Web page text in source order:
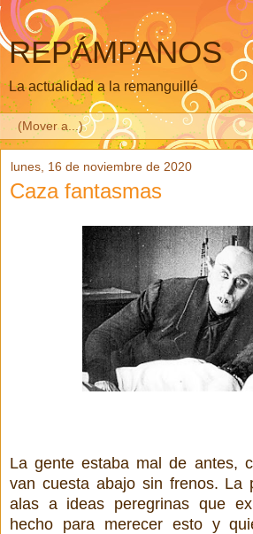
REPÁMPANOS
La actualidad a la remanguillé
lunes, 16 de noviembre de 2020
Caza fantasmas
La gente estaba mal de antes,
van cuesta abajo sin frenos. La
alas a ideas peregrinas que
hecho para merecer esto y